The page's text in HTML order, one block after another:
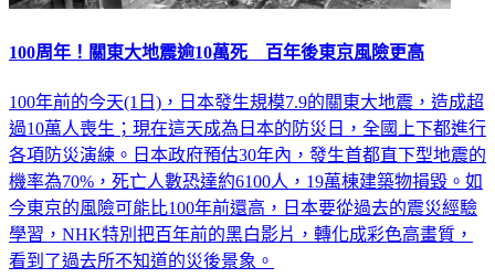
100周年！關東大地震逾10萬死 百年後東京風險更高
100年前的今天(1日)，日本發生規模7.9的關東大地震，造成超
過10萬人喪生；現在這天成為日本的防災日，全國上下都進行
各項防災演練。日本政府預估30年內，發生首都直下型地震的
機率為70%，死亡人數恐達約6100人，19萬棟建築物損毀。如
今東京的風險可能比100年前還高，日本要從過去的震災經驗
學習，NHK特別把百年前的黑白影片，轉化成彩色高畫質，
看到了過去所不知道的災後景象。